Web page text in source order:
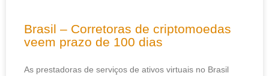
Brasil – Corretoras de criptomoedas
veem prazo de 100 dias
As prestadoras de serviços de ativos virtuais no Brasil